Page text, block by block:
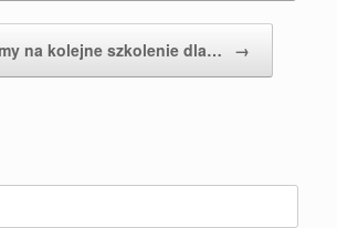
na kolejne szkolenie dla… →